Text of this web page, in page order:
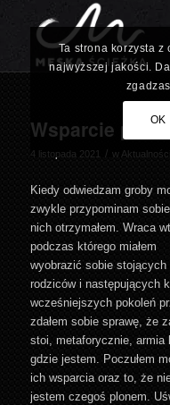
Wsparcie
4 listopada 2021 / w Aktualności
Kiedy odwiedzam groby
zwykle przypominam
nich otrzymałem. Wraca
podczas którego miałem
wyobrazić sobie
rodziców i następujących
wcześniejszych pokoleń
zdałem sobie sprawę, że
stoi, metaforycznie, armia
gdzie jestem. Poczułem
ich wsparcia oraz to, że
jestem czegoś plonem.
Ta strona korzysta z
najwyższej jakości.
OK